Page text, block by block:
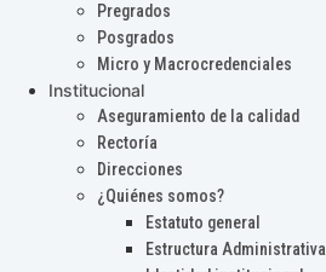
Pregrados
Posgrados
Micro y Macrocredenciales
Institucional
Aseguramiento de la calidad
Rectoría
Direcciones
¿Quiénes somos?
Estatuto general
Estructura Administrativa